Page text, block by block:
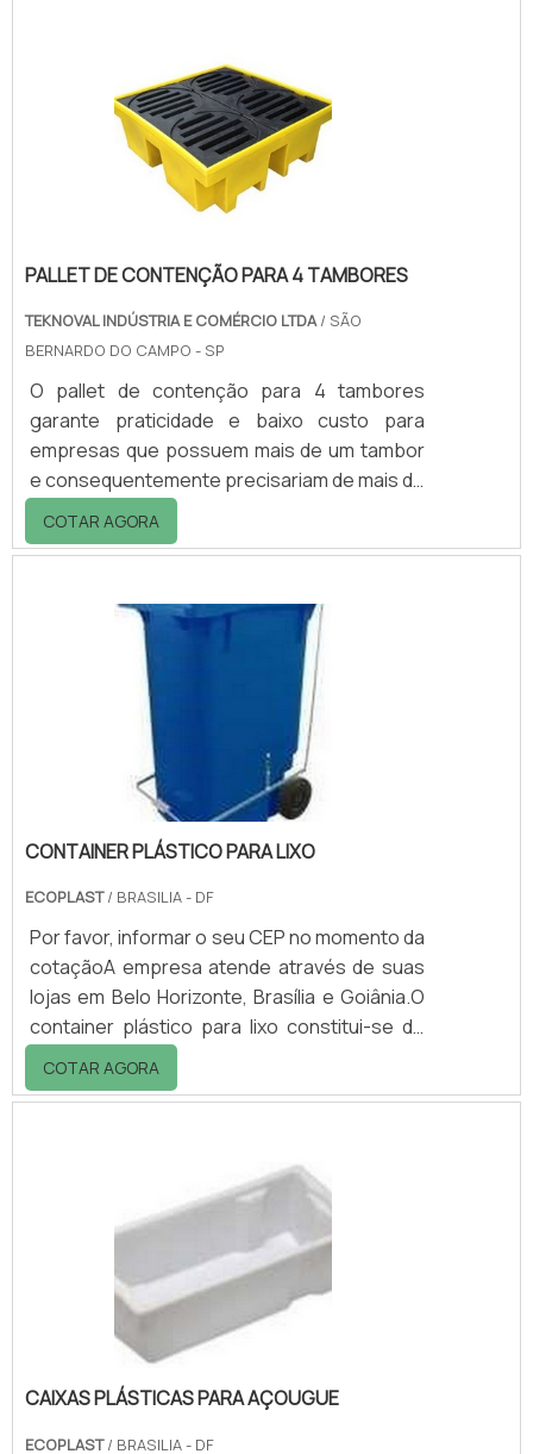
empresa especializada, que proporcione
uma destinação final de resíduos
adequada.Tipos de destinação final para
resíduosCada tipo.
PALLET DE CONTENÇÃO PARA 4 TAMBORES
TEKNOVAL INDÚSTRIA E COMÉRCIO LTDA/ SÃO
BERNARDO DO CAMPO - SP
O pallet de contenção para 4 tambores
garante praticidade e baixo custo para
empresas que possuem mais de um tambor
e consequentemente precisariam de mais de
um palete, no caso desse, ele já é capaz de
oferecer o suporte para até 4 tambores.
tamanhos variados, a função do produto é
evitar o derramamento de fluidos para fora
dos tambores, consequentemente
reduzindo os custos com produção, já que o
derramamento de substâncias é um
problema frequente com tambores.
COTAR AGORA
CONTAINER PLÁSTICO PARA LIXO
ECOPLAST/ BRASILIA - DF
Por favor, informar o seu CEP no momento da
cotaçãoA empresa atende através de suas
lojas em Belo Horizonte, Brasília e Goiânia.O
container plástico para lixo constitui-se de
lixeira com rodas, utilizada para
acondicionamento e transporte dos
polietileno de alta densidade, aditivado
contra ação dos raios UV, o que garante
durabilidade, redução do mal cheiro e
facilidade na higienização. As rodas são em
borracha maciça, po.
COTAR AGORA
CAIXAS PLÁSTICAS PARA AÇOUGUE
ECOPLAST/ BRASILIA - DF